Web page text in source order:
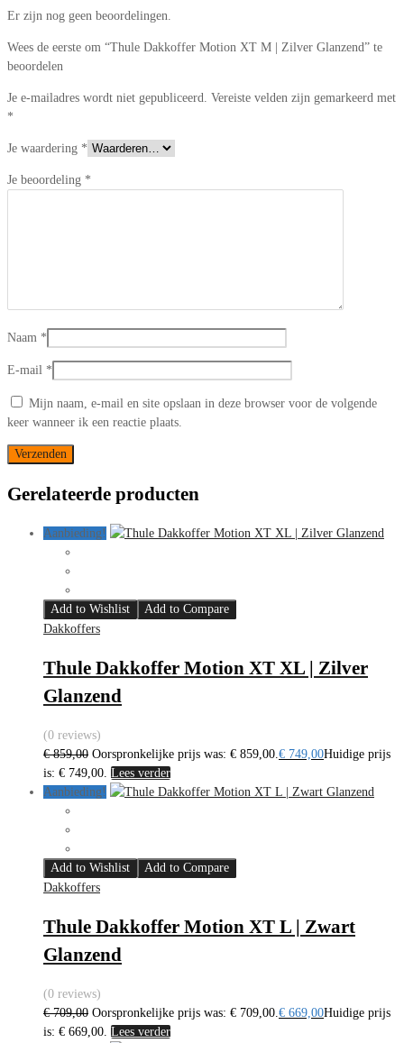
Er zijn nog geen beoordelingen.
Wees de eerste om “Thule Dakkoffer Motion XT M | Zilver Glanzend” te
beoordelen
Je e-mailadres wordt niet gepubliceerd. Vereiste velden zijn gemarkeerd met
*
Je waardering *
Je beoordeling *
Naam *
E-mail *
Mijn naam, e-mail en site opslaan in deze browser voor de volgende
keer wanneer ik een reactie plaats.
Gerelateerde producten
Aanbieding!
Add to Wishlist
Add to Compare
Dakkoffers
Thule Dakkoffer Motion XT XL | Zilver
Glanzend
(0 reviews)
€859,00 Oorspronkelijke prijs was: € 859,00.€ 749,00Huidige prijs
is: € 749,00. Lees verder
Aanbieding!
Add to Wishlist
Add to Compare
Dakkoffers
Thule Dakkoffer Motion XT L | Zwart
Glanzend
(0 reviews)
€709,00 Oorspronkelijke prijs was: € 709,00.€ 669,00Huidige prijs
is: € 669,00. Lees verder